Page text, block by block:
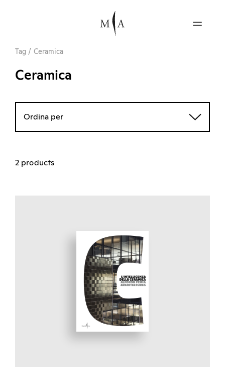
Tag / Ceramica
Ceramica
Ordina per
2 products